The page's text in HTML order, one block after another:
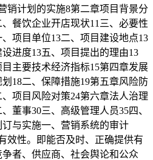
销计划的实施8第二章项目背景分
餐饮企业开店现状11三、必要性
项目单位13二、项目建设地点13
进度13五、项目提出的理由13
主要技术经济指标15第四章发展
18二、保障措施19第五章风险防
项目风险对策24第六章法人治理
董事30三、高级管理人员35四、
与实施一、营销系统的审计
效性。即能否及时、正确提供有
者、供应商、社会舆论和公众